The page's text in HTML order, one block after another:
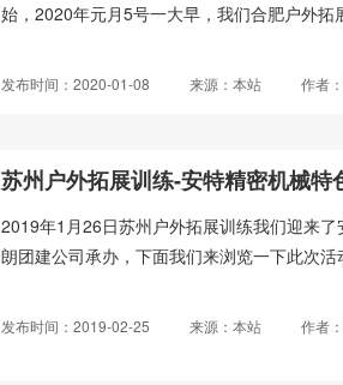
始，2020年元月5号一大早，我们合肥户外
发布时间：2020-01-08 来源：本站 作者
苏州户外拓展训练-安特精密机械特
2019年1月26日苏州户外拓展训练我们迎来
朗团建公司承办，下面我们来浏览一下此次
发布时间：2019-02-25 来源：本站 作者